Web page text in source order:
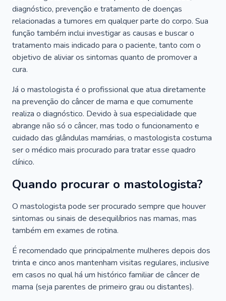
diagnóstico, prevenção e tratamento de doenças
relacionadas a tumores em qualquer parte do corpo. Sua
função também inclui investigar as causas e buscar o
tratamento mais indicado para o paciente, tanto com o
objetivo de aliviar os sintomas quanto de promover a
cura.
Já o mastologista é o profissional que atua diretamente
na prevenção do câncer de mama e que comumente
realiza o diagnóstico. Devido à sua especialidade que
abrange não só o câncer, mas todo o funcionamento e
cuidado das glândulas mamárias, o mastologista costuma
ser o médico mais procurado para tratar esse quadro
clínico.
Quando procurar o mastologista?
O mastologista pode ser procurado sempre que houver
sintomas ou sinais de desequilíbrios nas mamas, mas
também em exames de rotina.
É recomendado que principalmente mulheres depois dos
trinta e cinco anos mantenham visitas regulares, inclusive
em casos no qual há um histórico familiar de câncer de
mama (seja parentes de primeiro grau ou distantes).